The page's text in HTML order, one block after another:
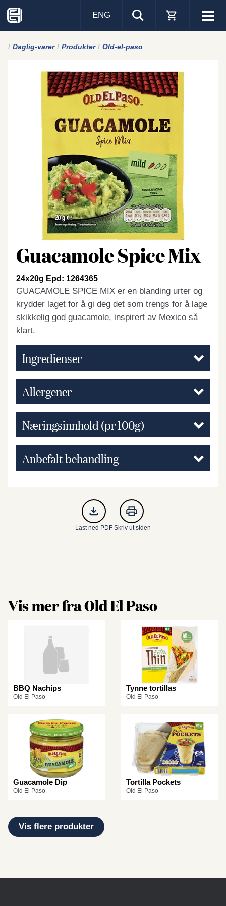
Visa
ENG
Daglig-varer Produkter Old-el-paso
Guacamole Spice Mix
24x20g Epd: 1264365
GUACAMOLE SPICE MIX er en blanding urter og
krydder laget for å gi deg det som trengs for å lage
skikkelig god guacamole, inspirert av Mexico så
klart.
Ingredienser
Allergener
Næringsinnhold (pr 100g)
Anbefalt behandling
Last ned PDF Skriv ut siden
Vis mer fra Old El Paso
BBQ Nachips
Old El Paso
Tynne tortillas
Old El Paso
Guacamole Dip
Old El Paso
Tortilla Pockets
Old El Paso
Vis flere produkter